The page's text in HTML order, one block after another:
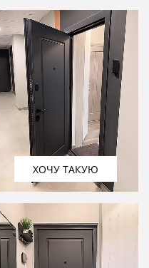
ХОЧУ ТАКУЮ